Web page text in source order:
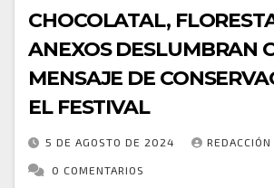
CHOCOLATAL,
ANEXOS DESLUMBRAN
MENSAJE DE
EL FESTIVAL
5 DE AGOSTO DE 2024
0 COMENTARIOS